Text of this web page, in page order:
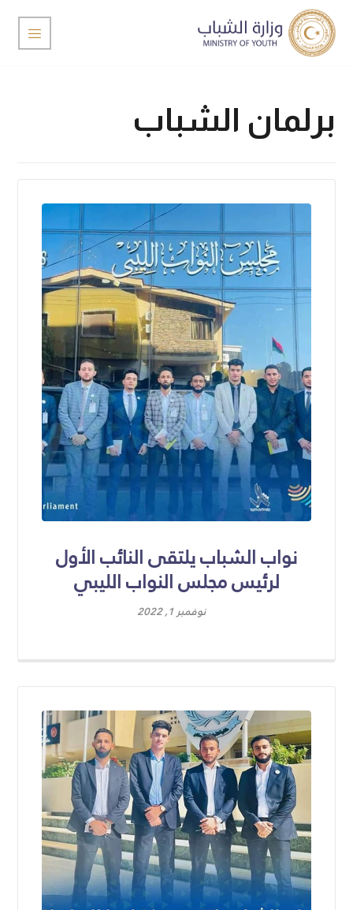
برلمان الشباب
نواب الشباب يلتقى النائب الأول
لرئيس مجلس النواب الليبي
نوفمبر 1, 2022